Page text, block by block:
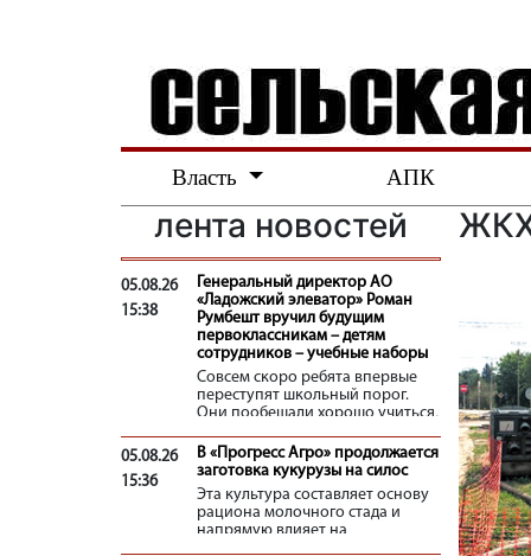
Власть АПК
лента новостей
05.08.26
15:38
Генеральный директор АО
«Ладожский элеватор» Роман
Румбешт вручил будущим
первоклассникам – детям
сотрудников – учебные наборы
Совсем скоро ребята впервые
переступят школьный порог.
Они пообещали хорошо учиться,
с интересом открывать для себя
мир знаний.
05.08.26
15:36
В «Прогресс Агро» продолжается
заготовка кукурузы на силос
Эта культура составляет основу
рациона молочного стада и
напрямую влияет на